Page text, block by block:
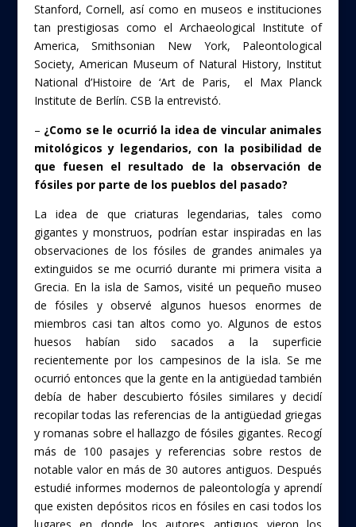
Stanford, Cornell, así como en museos e instituciones
tan prestigiosas como el Archaeological Institute of
America, Smithsonian New York, Paleontological
Society, American Museum of Natural History, Institut
National d’Histoire de ‘Art de Paris, el Max Planck
Institute de Berlín. CSB la entrevistó.
– ¿Como se le ocurrió la idea de vincular animales
mitológicos y legendarios, con la posibilidad de
que fuesen el resultado de la observación de
fósiles por parte de los pueblos del pasado?
La idea de que criaturas legendarias, tales como
gigantes y monstruos, podrían estar inspiradas en las
observaciones de los fósiles de grandes animales ya
extinguidos se me ocurrió durante mi primera visita a
Grecia. En la isla de Samos, visité un pequeño museo
de fósiles y observé algunos huesos enormes de
miembros casi tan altos como yo. Algunos de estos
huesos habían sido sacados a la superficie
recientemente por los campesinos de la isla. Se me
ocurrió entonces que la gente en la antigüedad también
debía de haber descubierto fósiles similares y decidí
recopilar todas las referencias de la antigüedad griegas
y romanas sobre el hallazgo de fósiles gigantes. Recogí
más de 100 pasajes y referencias sobre restos de
notable valor en más de 30 autores antiguos. Después
estudié informes modernos de paleontología y aprendí
que existen depósitos ricos en fósiles en casi todos los